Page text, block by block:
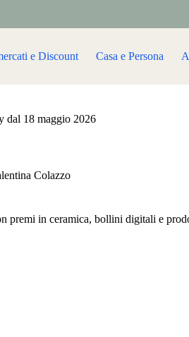
e Discount Casa e Persona
dal 18 maggio 2026
Colazzo
premi in ceramica, bollini digitali e